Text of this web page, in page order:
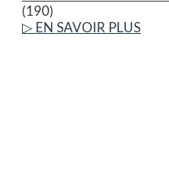
(190)
▷ EN SAVOIR PLUS